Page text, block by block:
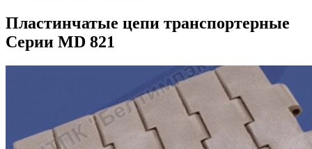
Пластинчатые цепи транспортерные
Серии MD 821